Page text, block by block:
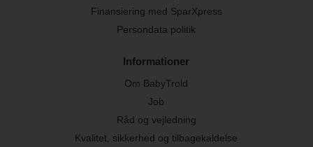
Finansiering med SparXpress
Persondata politik
Informationer
Om BabyTrold
Job
Råd og vejledning
Kvalitet, sikkerhed og tilbagekaldelse